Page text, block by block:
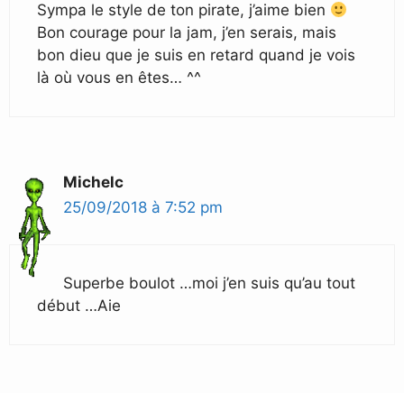
Sympa le style de ton pirate, j’aime bien
Bon courage pour la jam, j’en serais, mais
bon dieu que je suis en retard quand je vois
là où vous en êtes… ^^
Michelc
25/09/2018 à 7:52 pm
Superbe boulot …moi j’en suis qu’au tout
début …Aie